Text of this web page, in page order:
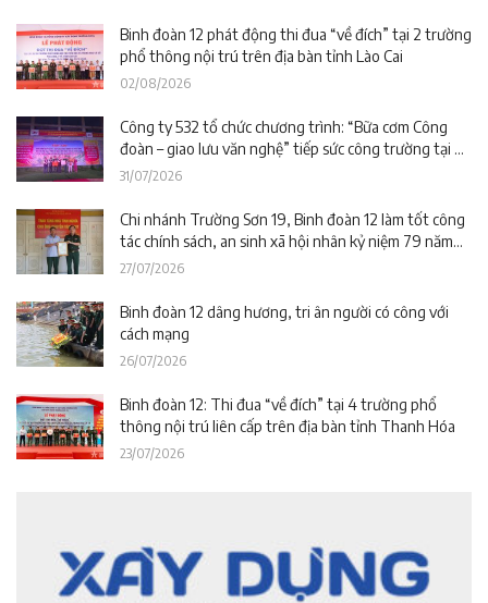
Binh đoàn 12 phát động thi đua “về đích” tại 2 trường
phổ thông nội trú trên địa bàn tỉnh Lào Cai
02/08/2026
Công ty 532 tổ chức chương trình: “Bữa cơm Công
đoàn – giao lưu văn nghệ” tiếp sức công trường tại dự
án Trường phổ thông nội trú liên cấp La Êê (TP. Đà
31/07/2026
Chi nhánh Trường Sơn 19, Binh đoàn 12 làm tốt công
tác chính sách, an sinh xã hội nhân kỷ niệm 79 năm
Ngày Thương binh – Liệt sĩ
27/07/2026
Binh đoàn 12 dâng hương, tri ân người có công với
cách mạng
26/07/2026
Binh đoàn 12: Thi đua “về đích” tại 4 trường phổ
thông nội trú liên cấp trên địa bàn tỉnh Thanh Hóa
23/07/2026